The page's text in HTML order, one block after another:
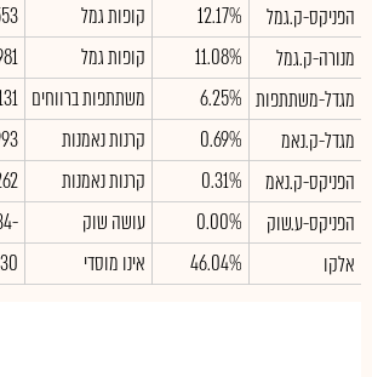
הפניקס-ק.גמל
12.17% קופות גמל
מנורה-ק.גמל
11.08% קופות גמל
מגדל-משתתפות 6.25% משתתפות ברווחים
מגדל-ק.נאמ
0.69% קרנות נאמנות
הפניקס-ק.נאמ
0.31% קרנות נאמנות
הפניקס-ע.שוק
0.00% עושה שוק -16.34
אלקו
46.04% אינו מוסדי